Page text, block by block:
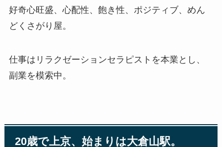
好奇心旺盛、心配性、飽き性、ポジティブ、めん
どくさがり屋。
仕事はリラクゼーションセラピストを本業とし、
副業を模索中。
20歳で上京、始まりは大倉山駅。